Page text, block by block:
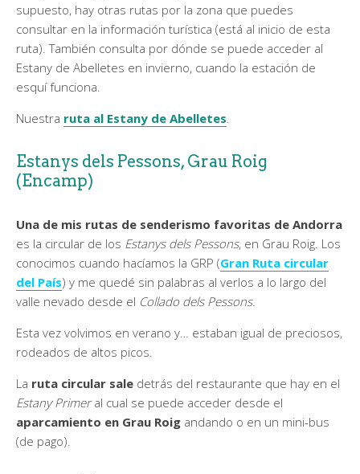
supuesto, hay otras rutas por la zona que puedes
consultar en la información turística (está al inicio de esta
ruta). También consulta por dónde se puede acceder al
Estany de Abelletes en invierno, cuando la estación de
esquí funciona.
Nuestra ruta al Estany de Abelletes
Estanys dels Pessons, Grau Roig
(Encamp)
Una de mis rutas de senderismo favoritas de Andorra
es la circular de los Estanys dels Pessons, en Grau Roig. Los
conocimos cuando hacíamos la GRP (Gran Ruta circular
del País) y me quedé sin palabras al verlos a lo largo del
valle nevado desde el Collado dels Pessons.
Esta vez volvimos en verano y… estaban igual de preciosos,
rodeados de altos picos.
La ruta circular sale detrás del restaurante que hay en el
Estany Primeral cual se puede acceder desde el
aparcamiento en Grau Roig andando o en un mini-bus
(de pago).